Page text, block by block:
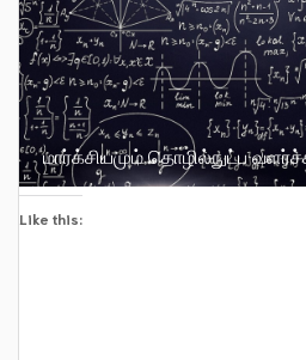
மார்க்சியமும் தொழில்நுட்ப
Like this: